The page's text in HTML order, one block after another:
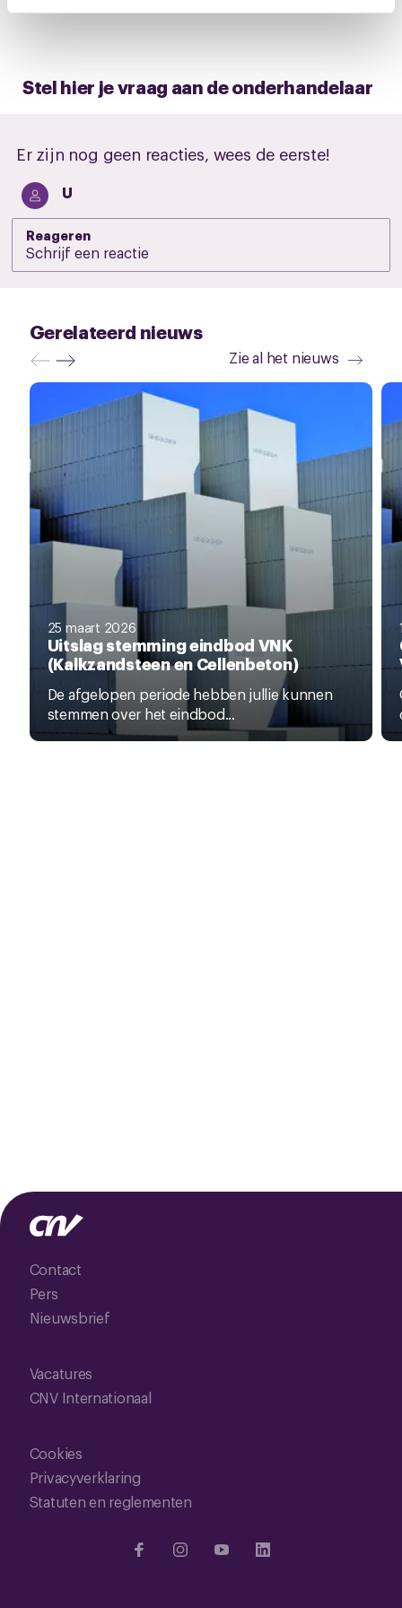
Stel hier je vraag aan de onderhandelaar
Er zijn nog geen reacties, wees de eerste!
U
Reageren
Gerelateerd nieuws
Zie al het nieuws
25 maart 2026
Uitslag stemming eindbod VNK
(Kalkzandsteen en Cellenbeton)
De afgelopen periode hebben jullie kunnen
stemmen over het eindbod...
Contact
Pers
Nieuwsbrief
Vacatures
CNV Internationaal
Cookies
Privacyverklaring
Statuten en reglementen